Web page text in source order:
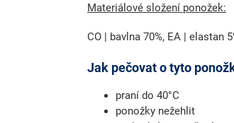
Materiálové složení ponožek:
CO | bavlna 70%, EA | elastan
Jak pečovat o tyto
praní do 40°C
ponožky nežehlit